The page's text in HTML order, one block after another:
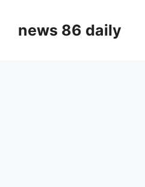
contentnews 86 daily